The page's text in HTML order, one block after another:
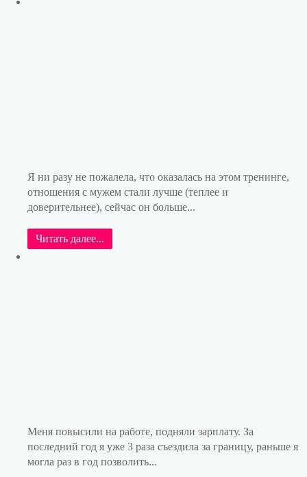
Я ни разу не пожалела, что оказалась на этом тренинге,
отношения с мужем стали лучше (теплее и
доверительнее), сейчас он больше...
Читать далее...
Меня повысили на работе, подняли зарплату. За
последний год я уже 3 раза съездила за границу, раньше я
могла раз в год позволить...